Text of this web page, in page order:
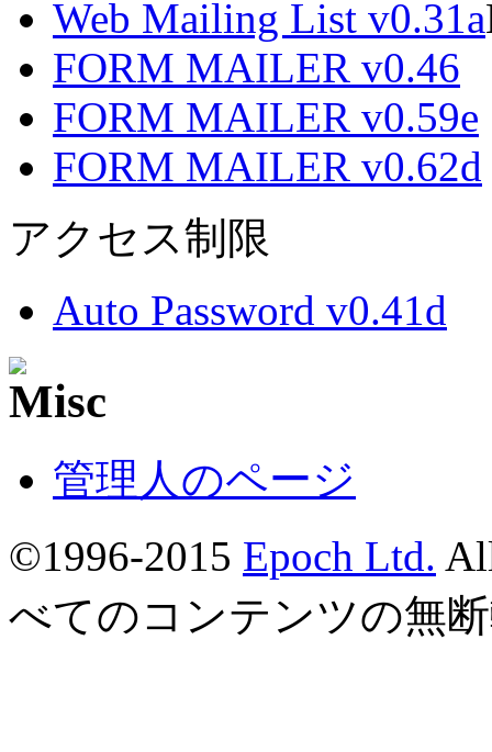
Web Mailing List v0.31a
FORM MAILER v0.46
FORM MAILER v0.59e
FORM MAILER v0.62d
アクセス制限
Auto Password v0.41d
管理人のページ
©1996-2015 Epoch Ltd.
べてのコンテンツの無